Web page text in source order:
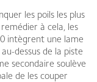
les poils les plus
à cela, les
intègrent une lame
dessus de la piste
secondaire soulève
de les couper